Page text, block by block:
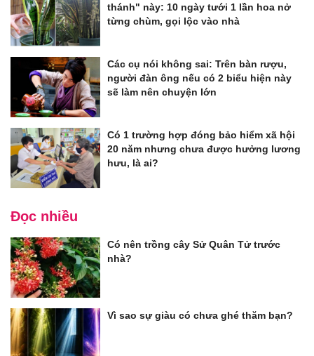
thánh" này: 10 ngày tưới 1 lần hoa nở
từng chùm, gọi lộc vào nhà
Các cụ nói không sai: Trên bàn rượu,
người đàn ông nếu có 2 biểu hiện này
sẽ làm nên chuyện lớn
Có 1 trường hợp đóng bảo hiểm xã hội
20 năm nhưng chưa được hưởng lương
hưu, là ai?
Đọc nhiều
Có nên trồng cây Sử Quân Tử trước
nhà?
Vì sao sự giàu có chưa ghé thăm bạn?